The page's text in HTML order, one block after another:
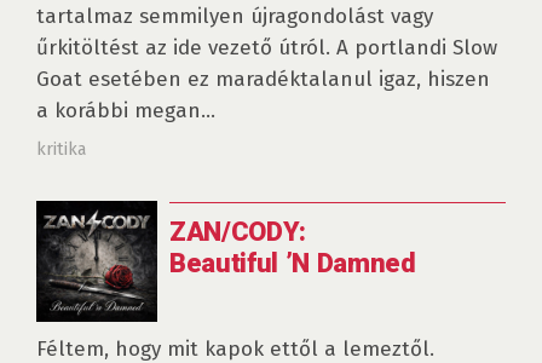
tartalmaz semmilyen újragondolást vagy
űrkitöltést az ide vezető útról. A portlandi Slow
Goat esetében ez maradéktalanul igaz, hiszen
a korábbi megan...
kritika
ZAN/CODY:
Beautiful ’N Damned
Féltem, hogy mit kapok ettől a lemeztől.